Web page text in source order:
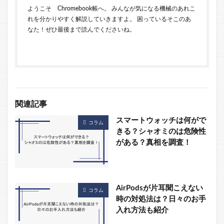
ようこそ Chromebook帳へ。 みんなが気になる機械のあれこ
れを分かりやすく解説していきますよ。 困っているそこのあ
なた！ぜひ最後まで読んでくださいね。
関連記事
コラム
スマートウォッチは何がで
きる？シャオミのは危険性
がある？真相を調査！
コラム
AirPodsが片耳聞こえない
時の対処法は？日々のお手
入れ方法も紹介